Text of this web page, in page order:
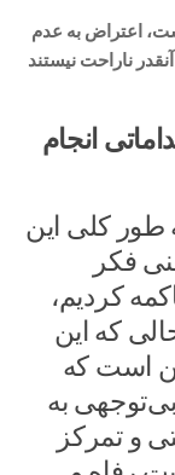
اعتراض به‌ عدم
ناراحت نیستند
انجام
طور کلی این
فکر
کردیم،
که این
است که
به
و تمرکز